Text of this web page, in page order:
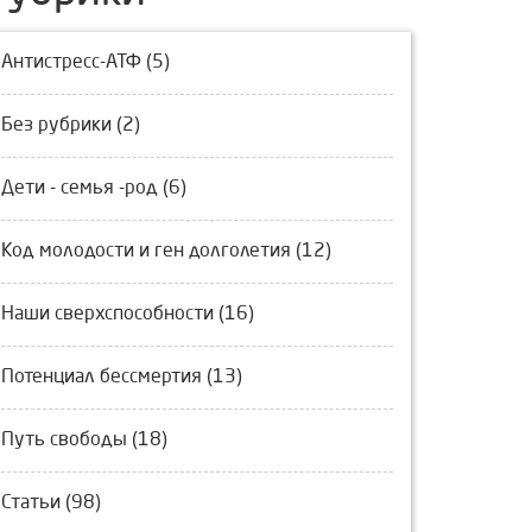
Антистресс-АТФ (5)
Без рубрики (2)
Дети - семья -род (6)
Код молодости и ген долголетия (12)
Наши сверхспособности (16)
Потенциал бессмертия (13)
Путь свободы (18)
Статьи (98)